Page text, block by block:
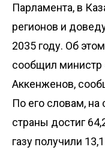
Парламента, в
регионов и
2035 году. Об
сообщил министр
Аккенженов,
По его словам, на
страны достиг
газу получили